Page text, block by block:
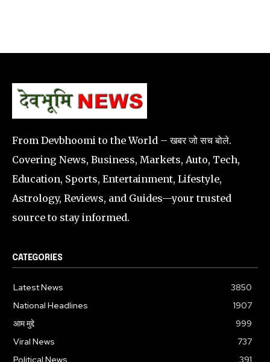
From Devbhoomi to the World – खबर जो सच बोले.
Covering News, Business, Markets, Auto, Tech,
Education, Sports, Entertainment, Lifestyle,
Astrology, Reviews, and Guides—your trusted
source to stay informed.
CATEGORIES
Latest News
3850
National Headlines
1907
आम मुद्दे
999
Viral News
737
Political News
391